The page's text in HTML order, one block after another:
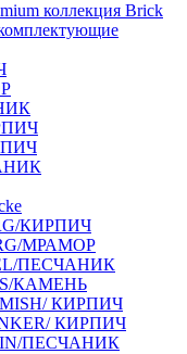
коллекция Brick
КИРПИЧ
МРАМОР
ПЕСЧАНИК
КАМЕНЬ
КИРПИЧ
КИРПИЧ
ПЕСЧАНИК